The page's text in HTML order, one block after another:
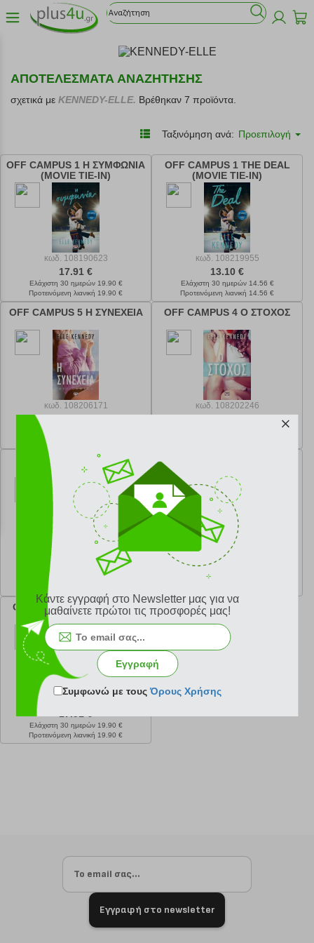
ΑΠΟΤΕΛΕΣΜΑΤΑ ΑΝΑΖΗΤΗΣΗΣ
σχετικά με KENNEDY-ELLE. Βρέθηκαν 7 προϊόντα.
Ταξινόμηση ανά: Προεπιλογή
OFF CAMPUS 1 Η ΣΥΜΦΩΝΙΑ
(MOVIE TIE-IN)
κωδ. 108190623
17.91 €
Ελάχιστη 30 ημερών 19.90 €
Προτεινόμενη λιανική 19.90 €
OFF CAMPUS 1 THE DEAL
(MOVIE TIE-IN)
κωδ. 108219955
13.10 €
Ελάχιστη 30 ημερών 14.56 €
Προτεινόμενη λιανική 14.56 €
OFF CAMPUS 5 Η ΣΥΝΕΧΕΙΑ
κωδ. 108206171
Ελάχιστη 30 ημερών 19.90 €
Προτεινόμενη λιανική 19.90 €
OFF CAMPUS 4 Ο ΣΤΟΧΟΣ
κωδ. 108202246
OFF CAMPUS 3 ΤΟ ΣΚΟΡ
κωδ. 108197256
Ελάχιστη 30 ημερών 19.90 €
Προτεινόμενη λιανική 19.90 €
κωδ. 108195066
16.92 €
Ελάχιστη 30 ημερών 18.80 €
OFF CAMPUS 2 ΤΟ ΛΑΘΟΣ
Ελάχιστη 30 ημερών 19.90 €
Προτεινόμενη λιανική 19.90 €
Εγγραφή στο newsletter
Κάντε εγγραφή στο Newsletter μας για να
μαθαίνετε πρώτοι τις προσφορές μας!
Εγγραφή
Συμφωνώ με τουςΌρους Χρήσης